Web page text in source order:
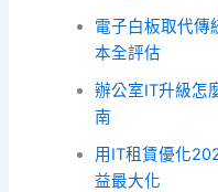
電子白板取代傳
本全評估
辦公室IT升級怎
南
用IT租賃優化
益最大化